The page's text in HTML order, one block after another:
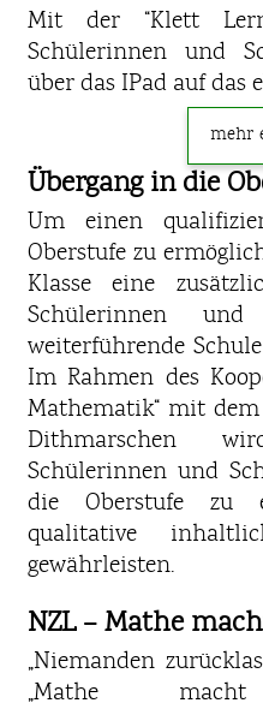
Mit der “Klett
Schülerinnen und
über das IPad auf das
mehr
Übergang in die
Um einen
Oberstufe zu
Klasse eine
Schülerinnen
weiterführende
Im Rahmen des
Mathematik“ mit
Dithmarschen
Schülerinnen und
die Oberstufe zu
qualitative
gewährleisten.
NZL – Mathe
„Niemanden
„Mathe